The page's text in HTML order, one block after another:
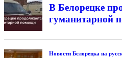
В Белорецке
гуманитарной
Новости Белорецка на